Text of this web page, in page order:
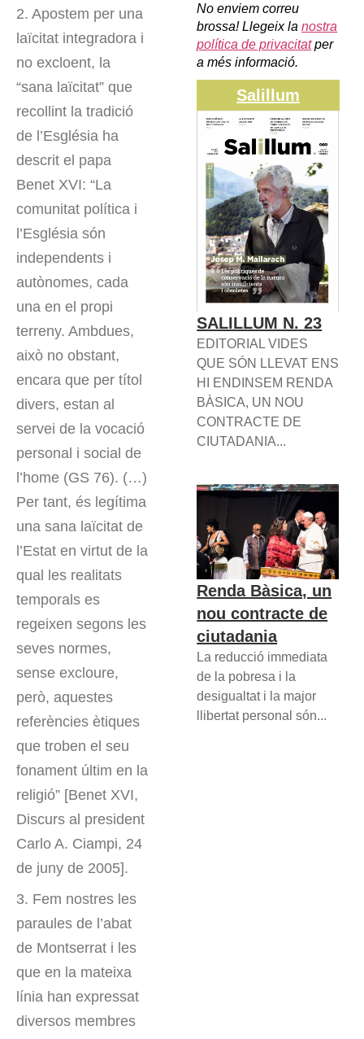
2. Apostem per una
laïcitat integradora i
no excloent, la
“sana laïcitat” que
recollint la tradició
de l’Església ha
descrit el papa
Benet XVI: “La
comunitat política i
l’Església són
independents i
autònomes, cada
una en el propi
terreny. Ambdues,
això no obstant,
encara que per títol
divers, estan al
servei de la vocació
personal i social de
l’home (GS 76). (…)
Per tant, és legítima
una sana laïcitat de
l’Estat en virtut de la
qual les realitats
temporals es
regeixen segons les
seves normes,
sense excloure,
però, aquestes
referències ètiques
que troben el seu
fonament últim en la
religió” [Benet XVI,
Discurs al president
Carlo A. Ciampi, 24
de juny de 2005].
3. Fem nostres les
paraules de l’abat
de Montserrat i les
que en la mateixa
línia han expressat
diversos membres
No enviem correu
brossa! Llegeix lanostra
política de privacitatper
a més informació.
Salillum
SALILLUM N. 23
EDITORIAL VIDES
QUE SÓN LLEVAT ENS
HI ENDINSEM RENDA
BÀSICA, UN NOU
CONTRACTE DE
CIUTADANIA...
Renda Bàsica, un
nou contracte de
ciutadania
La reducció immediata
de la pobresa i la
desigualtat i la major
llibertat personal són...